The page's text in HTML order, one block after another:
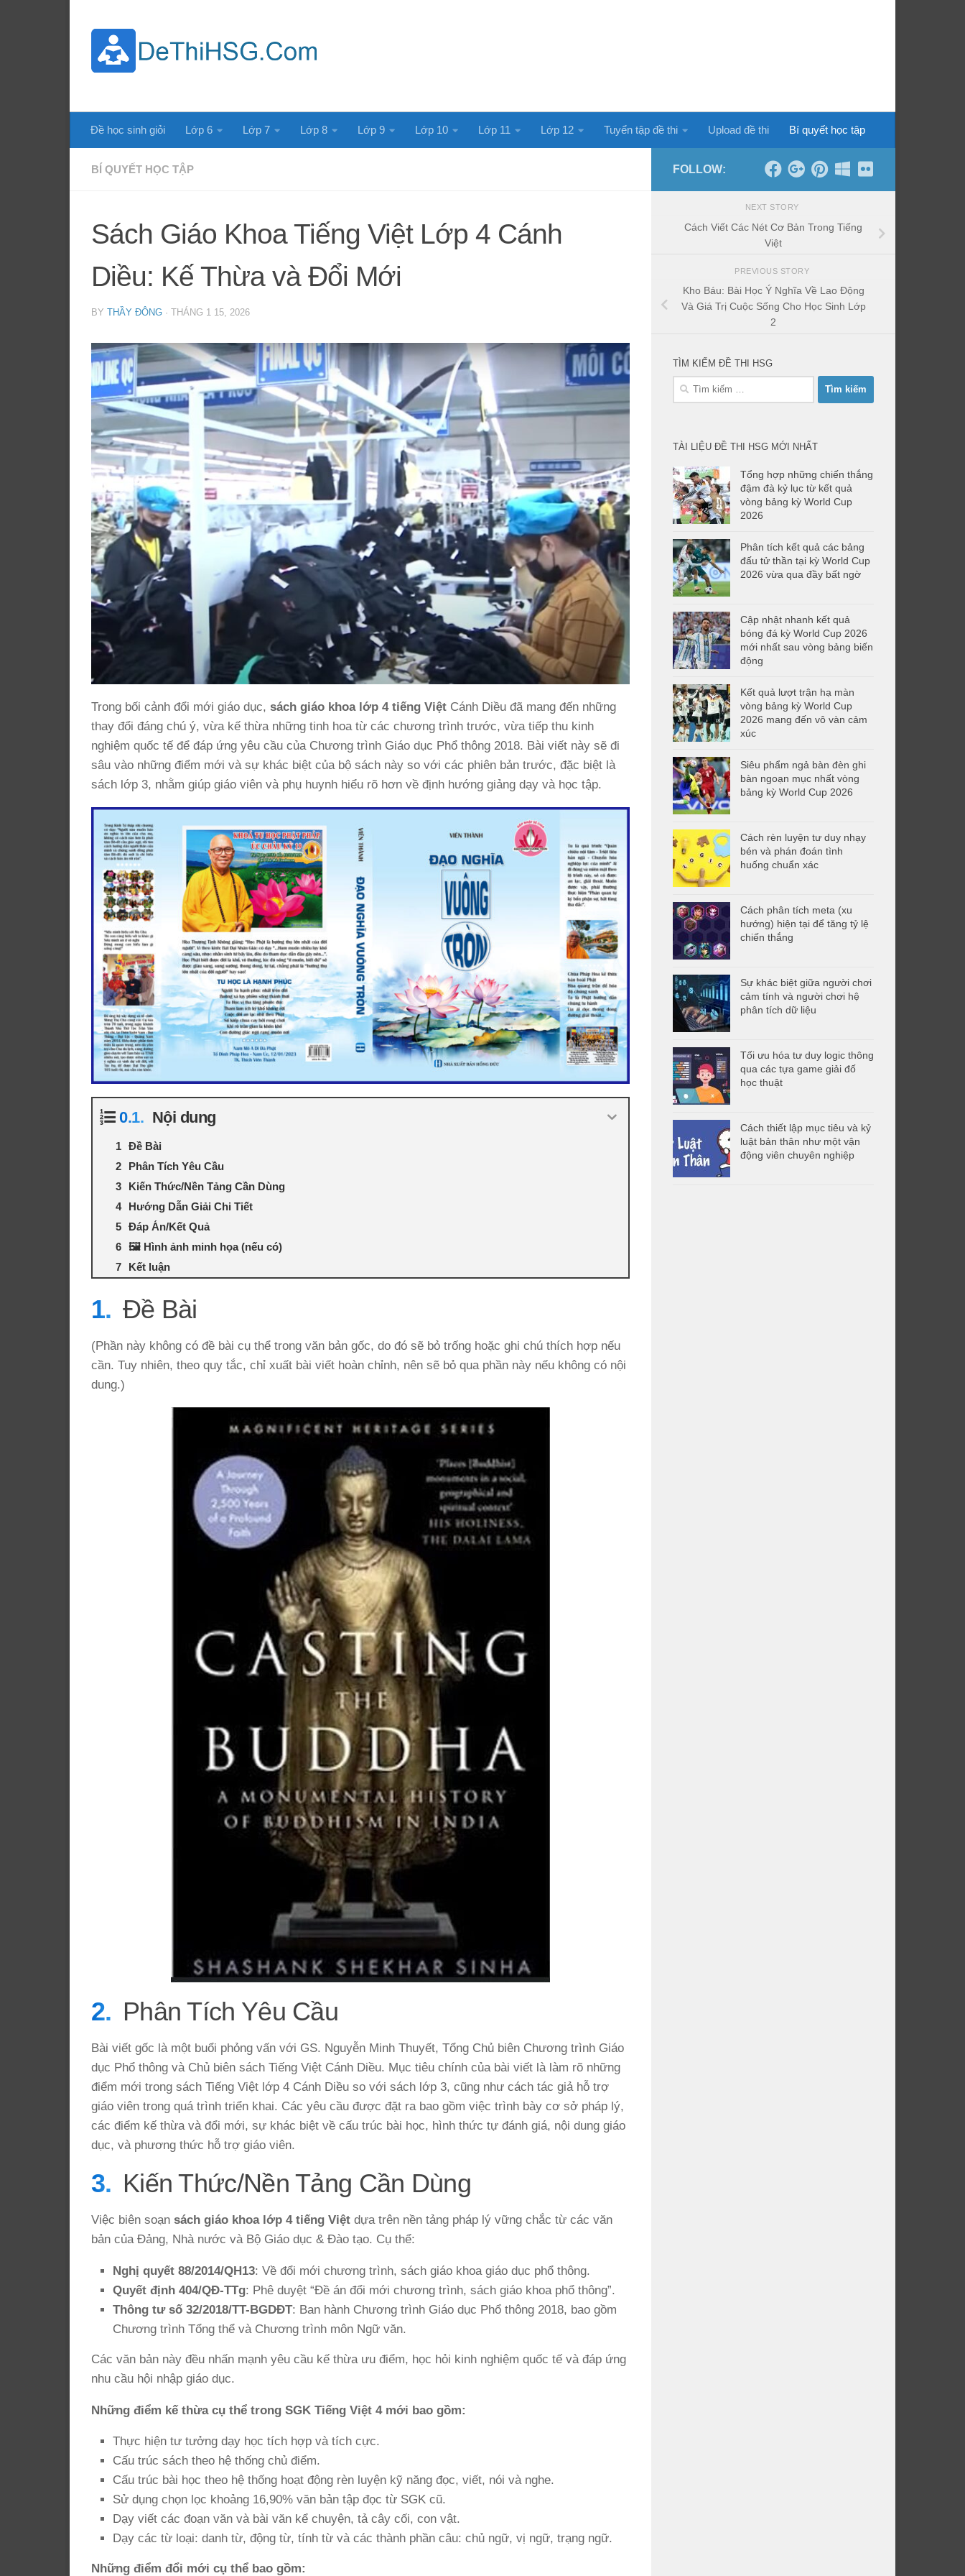
Đề học sinh giỏi Lớp 6 Lớp 7 Lớp 8 Lớp 9 Lớp 10 Lớp 11 Lớp 12 Tuyển tập đề thi Upload đề thi Bí quyết học tập
BÍ QUYẾT HỌC TẬP
Sách Giáo Khoa Tiếng Việt Lớp 4 Cánh
Diều: Kế Thừa và Đổi Mới
BY THẦY ĐÔNG · THÁNG 1 15, 2026
Trong bối cảnh đổi mới giáo dục, sách giáo khoa lớp 4 tiếng Việt Cánh Diều đã mang đến những
thay đổi đáng chú ý, vừa kế thừa những tinh hoa từ các chương trình trước, vừa tiếp thu kinh
nghiệm quốc tế để đáp ứng yêu cầu của Chương trình Giáo dục Phổ thông 2018. Bài viết này sẽ đi
sâu vào những điểm mới và sự khác biệt của bộ sách này so với các phiên bản trước, đặc biệt là
sách lớp 3, nhằm giúp giáo viên và phụ huynh hiểu rõ hơn về định hướng giảng dạy và học tập.
Nội dung
Đề Bài
Phân Tích Yêu Cầu
Kiến Thức/Nền Tảng Cần Dùng
Hướng Dẫn Giải Chi Tiết
Đáp Án/Kết Quả
🖼️ Hình ảnh minh họa (nếu có)
Kết luận
Đề Bài
(Phần này không có đề bài cụ thể trong văn bản gốc, do đó sẽ bỏ trống hoặc ghi chú thích hợp nếu
cần. Tuy nhiên, theo quy tắc, chỉ xuất bài viết hoàn chỉnh, nên sẽ bỏ qua phần này nếu không có nội
dung.)
Phân Tích Yêu Cầu
Bài viết gốc là một buổi phỏng vấn với GS. Nguyễn Minh Thuyết, Tổng Chủ biên Chương trình Giáo
dục Phổ thông và Chủ biên sách Tiếng Việt Cánh Diều. Mục tiêu chính của bài viết là làm rõ những
điểm mới trong sách Tiếng Việt lớp 4 Cánh Diều so với sách lớp 3, cũng như cách tác giả hỗ trợ
giáo viên trong quá trình triển khai. Các yêu cầu được đặt ra bao gồm việc trình bày cơ sở pháp lý,
các điểm kế thừa và đổi mới, sự khác biệt về cấu trúc bài học, hình thức tự đánh giá, nội dung giáo
dục, và phương thức hỗ trợ giáo viên.
Kiến Thức/Nền Tảng Cần Dùng
Việc biên soạn sách giáo khoa lớp 4 tiếng Việt dựa trên nền tảng pháp lý vững chắc từ các văn
bản của Đảng, Nhà nước và Bộ Giáo dục & Đào tạo. Cụ thể:
Nghị quyết 88/2014/QH13: Về đổi mới chương trình, sách giáo khoa giáo dục phổ thông.
Quyết định 404/QĐ-TTg: Phê duyệt “Đề án đổi mới chương trình, sách giáo khoa phổ thông”.
Thông tư số 32/2018/TT-BGDĐT: Ban hành Chương trình Giáo dục Phổ thông 2018, bao gồm
Chương trình Tổng thể và Chương trình môn Ngữ văn.
Các văn bản này đều nhấn mạnh yêu cầu kế thừa ưu điểm, học hỏi kinh nghiệm quốc tế và đáp ứng
nhu cầu hội nhập giáo dục.
Những điểm kế thừa cụ thể trong SGK Tiếng Việt 4 mới bao gồm:
Thực hiện tư tưởng dạy học tích hợp và tích cực.
Cấu trúc sách theo hệ thống chủ điểm.
Cấu trúc bài học theo hệ thống hoạt động rèn luyện kỹ năng đọc, viết, nói và nghe.
Sử dụng chọn lọc khoảng 16,90% văn bản tập đọc từ SGK cũ.
Dạy viết các đoạn văn và bài văn kể chuyện, tả cây cối, con vật.
Dạy các từ loại: danh từ, động từ, tính từ và các thành phần câu: chủ ngữ, vị ngữ, trạng ngữ.
Những điểm đổi mới cụ thể bao gồm:
FOLLOW:
NEXT STORY
Cách Viết Các Nét Cơ Bản Trong Tiếng
Việt
PREVIOUS STORY
Kho Báu: Bài Học Ý Nghĩa Về Lao Động
Và Giá Trị Cuộc Sống Cho Học Sinh Lớp
2
TÌM KIẾM ĐỀ THI HSG
Tìm
TÀI LIỆU ĐỀ THI HSG MỚI NHẤT
Tổng hợp những chiến thắng
đậm đà kỷ lục từ kết quả
vòng bảng kỳ World Cup
2026
Phân tích kết quả các bảng
đấu tử thần tại kỳ World Cup
2026 vừa qua đầy bất ngờ
Cập nhật nhanh kết quả
bóng đá kỳ World Cup 2026
mới nhất sau vòng bảng biến
động
Kết quả lượt trận hạ màn
vòng bảng kỳ World Cup
2026 mang đến vô vàn cảm
xúc
Siêu phẩm ngả bàn đèn ghi
bàn ngoạn mục nhất vòng
bảng kỳ World Cup 2026
Cách rèn luyện tư duy nhạy
bén và phán đoán tình
huống chuẩn xác
Cách phân tích meta (xu
hướng) hiện tại để tăng tỷ lệ
chiến thắng
Sự khác biệt giữa người chơi
cảm tính và người chơi hệ
phân tích dữ liệu
Tối ưu hóa tư duy logic thông
qua các tựa game giải đố
học thuật
Cách thiết lập mục tiêu và kỷ
luật bản thân như một vận
động viên chuyên nghiệp